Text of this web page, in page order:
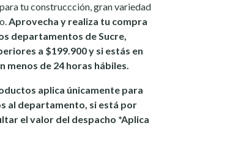
tu construccción, gran variedad
Aprovecha y realiza tu compra
departamentos de Sucre,
a $199.900 y si estás en
menos de 24 horas hábiles.
aplica únicamente para
al departamento, si está por
el valor del despacho *Aplica